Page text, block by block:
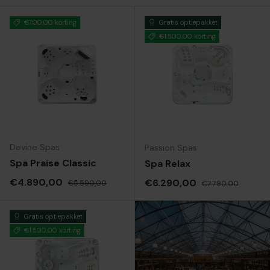
€700,00 korting
Devine Spas
Spa Praise Classic
Verkoopprijs
€4.890,00 Reguliere prijs
€5.590,00
Gratis optiepakket
€1.500,00 korting
Passion Spas
Spa Relax
Verkoopprijs
€6.290,00 Reguliere prijs
€7.790,00
Gratis optiepakket
€1.500,00 korting